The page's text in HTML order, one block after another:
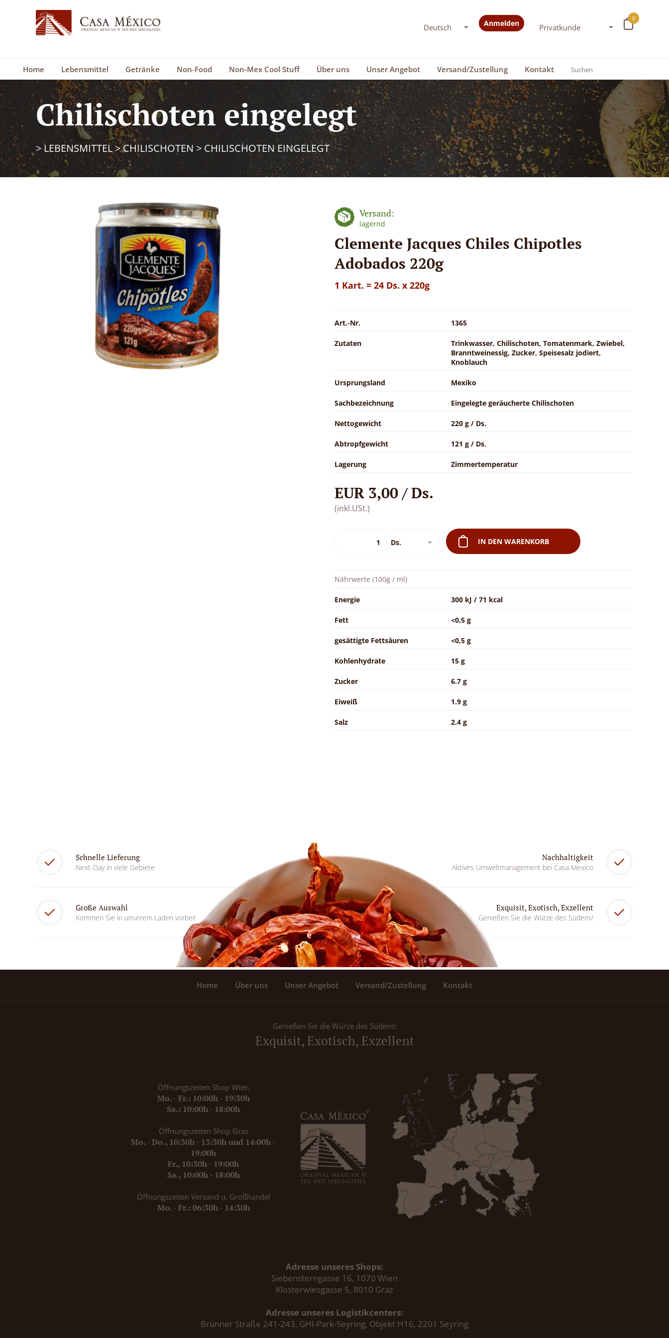
0
Anmelden
Home Lebensmittel Getränke Non-Food Non-Mex Cool Stuff Über uns Unser Angebot Versand/Zustellung Kontakt
Chilischoten eingelegt
>LEBENSMITTEL>CHILISCHOTEN > CHILISCHOTEN EINGELEGT
Versand:
lagernd
Clemente Jacques Chiles Chipotles
Adobados 220g
1 Kart. = 24 Ds. x 220g
Art.-Nr. 1365
Zutaten
Trinkwasser, Chilischoten, Tomatenmark, Zwiebel,
Branntweinessig, Zucker, Speisesalz jodiert,
Knoblauch
Ursprungsland Mexiko
Sachbezeichnung Eingelegte geräucherte Chilischoten
Nettogewicht 220 g / Ds.
Abtropfgewicht 121 g / Ds.
Lagerung Zimmertemperatur
EUR 3,00 / Ds.
(inkl.USt.)
IN DEN WARENKORB
Nährwerte (100g / ml)
Energie 300 kJ / 71 kcal
Fett <0,5 g
gesättigte Fettsäuren <0,5 g
Kohlenhydrate 15 g
Zucker 6.7 g
Eiweiß 1.9 g
Salz 2.4 g
Schnelle Lieferung
Next-Day in viele Gebiete
Nachhaltigkeit
Aktives Umweltmanagement bei Casa Mexico
Große Auswahl
Kommen Sie in unserem Laden vorbei!
Exquisit, Exotisch, Exzellent
Genießen Sie die Würze des Südens!
Home Über uns Unser Angebot Versand/Zustellung Kontakt
Genießen Sie die Würze des Südens!
Exquisit, Exotisch, Exzellent
Öffnungszeiten Shop Wien
Mo. - Fr.: 10:00h - 19:30h
Sa.: 10:00h - 18:00h
Öffnungszeiten Shop Graz
Mo. - Do., 10:30h - 13:30h und 14:00h -
19:00h
Fr., 10:30h - 19:00h
Sa., 10:00h - 18:00h
Öffnungszeiten Versand u. Großhandel
Mo. - Fr.: 06:30h - 14:30h
Adresse unseres Shops:
Siebensterngasse 16, 1070 Wien
Klosterwiesgasse 5, 8010 Graz
Adresse unseres Logistikcenters:
Brünner Straße 241-243, GHI-Park-Seyring, Objekt H16, 2201 Seyring